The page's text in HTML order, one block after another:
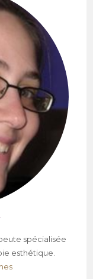
spécialisée
esthétique.